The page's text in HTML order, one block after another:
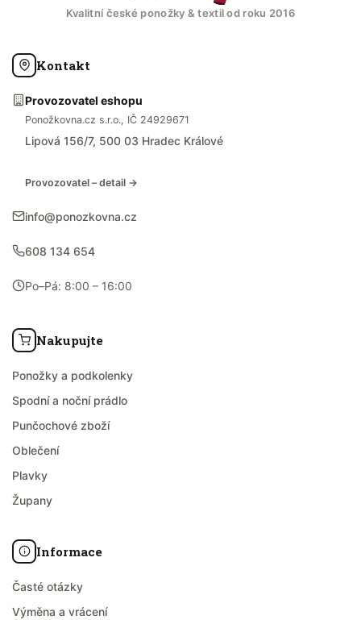
Kvalitní české ponožky & textil od roku 2016
Kontakt
Provozovatel eshopu
Ponožkovna.cz s.r.o., IČ 24929671
Lipová 156/7, 500 03 Hradec Králové
Provozovatel – detail →
info@ponozkovna.cz
608 134 654
Po–Pá: 8:00 – 16:00
Nakupujte
Ponožky a podkolenky
Spodní a noční prádlo
Punčochové zboží
Oblečení
Plavky
Župany
Informace
Časté otázky
Výměna a vrácení